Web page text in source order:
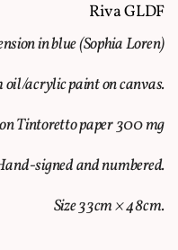
Riva GLDF
in blue (Sophia Loren)
acrylic paint on canvas.
Tintoretto paper 300 mg
signed and numbered.
Size 33cm × 48cm.